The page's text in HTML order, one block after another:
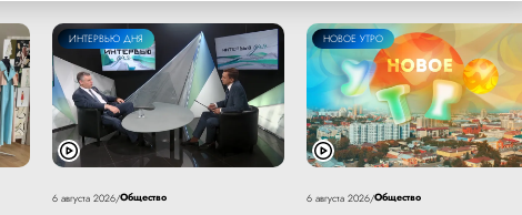
ИНТЕРВЬЮ ДНЯ
6 августа 2026/Общество
НОВОЕ УТРО
6 августа 2026/Общество